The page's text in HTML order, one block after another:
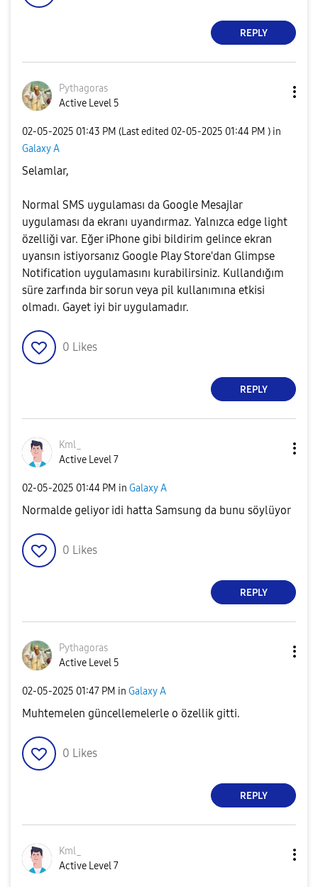
REPLY
Pythagoras
Active Level 5
‎02-05-2025 01:43 PM (Last edited ‎02-05-2025 01:44 PM ) in
Galaxy A
Selamlar,
Normal SMS uygulaması da Google Mesajlar
uygulaması da ekranı uyandırmaz. Yalnızca edge light
özelliği var. Eğer iPhone gibi bildirim gelince ekran
uyansın istiyorsanız Google Play Store'dan Glimpse
Notification uygulamasını kurabilirsiniz. Kullandığım
süre zarfında bir sorun veya pil kullanımına etkisi
olmadı. Gayet iyi bir uygulamadır.
0 Likes
REPLY
Kml_
Active Level 7
‎02-05-2025 01:44 PM in Galaxy A
Normalde geliyor idi hatta Samsung da bunu söylüyor
0 Likes
REPLY
Pythagoras
Active Level 5
‎02-05-2025 01:47 PM in Galaxy A
Muhtemelen güncellemelerle o özellik gitti.
0 Likes
REPLY
Kml_
Active Level 7